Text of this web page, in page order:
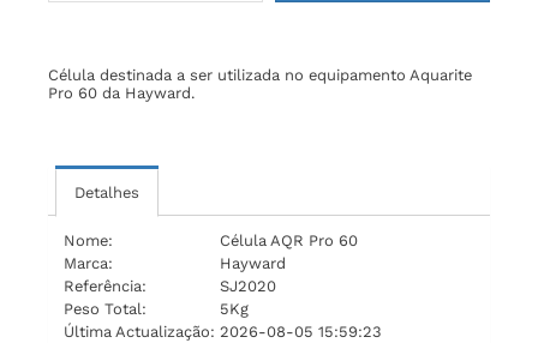
Célula destinada a ser utilizada no equipamento Aquarite
Pro 60 da Hayward.
Detalhes
Nome:
Célula AQR Pro 60
Marca:
Hayward
Referência:
SJ2020
Peso Total:
5Kg
Última Actualização: 2026-08-05 15:59:23